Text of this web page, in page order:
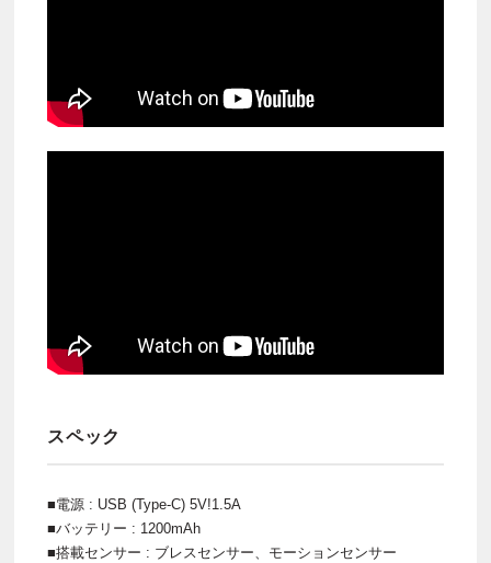
スペック
■電源 : USB (Type-C) 5V!1.5A
■バッテリー : 1200mAh
■搭載センサー : ブレスセンサー、モーションセンサー